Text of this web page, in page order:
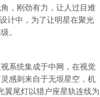
，刚劲有力，让人过目难
计中，为了让明星在聚光
。
系统集成于中网，在视觉
感则来自于无垠星空，机
翼尾灯以猎户座星轨连线为